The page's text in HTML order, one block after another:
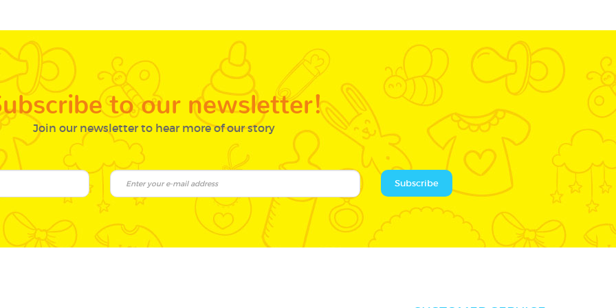
to our newsletter!
Join our newsletter to hear more of our story
Subscribe